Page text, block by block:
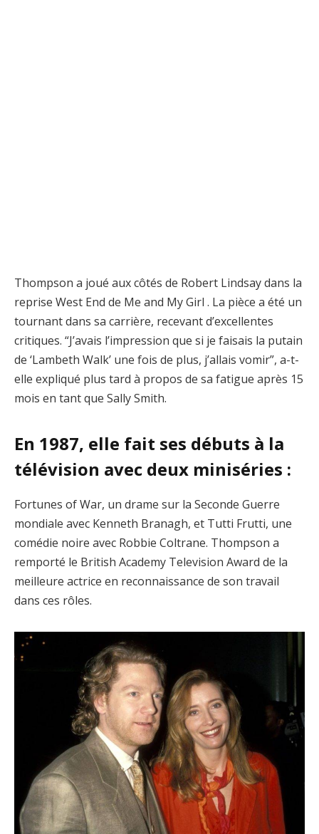
Thompson a joué aux côtés de Robert Lindsay dans la
reprise West End de Me and My Girl . La pièce a été un
tournant dans sa carrière, recevant d’excellentes
critiques. “J’avais l’impression que si je faisais la putain
de ‘Lambeth Walk’ une fois de plus, j’allais vomir”, a-t-
elle expliqué plus tard à propos de sa fatigue après 15
mois en tant que Sally Smith.
En 1987, elle fait ses débuts à la
télévision avec deux miniséries :
Fortunes of War, un drame sur la Seconde Guerre
mondiale avec Kenneth Branagh, et Tutti Frutti, une
comédie noire avec Robbie Coltrane. Thompson a
remporté le British Academy Television Award de la
meilleure actrice en reconnaissance de son travail
dans ces rôles.